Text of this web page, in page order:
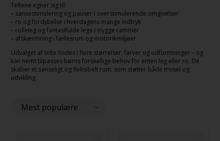
Teltene egner sig til:
– sansestimulering og pauser i overstimulerende omgivelser
– ro og fordybelse i hverdagens mange indtryk
– rolleleg og fantasifulde lege i trygge rammer
– afskærmning i fællesrum og motorikmiljøer
Udvalget af telte findes i flere størrelser, farver og udformninger – og
kan nemt tilpasses børns forskellige behov for enten leg eller ro. De
skaber et sanseligt og fleksibelt rum, som støtter både trivsel og
udvikling.